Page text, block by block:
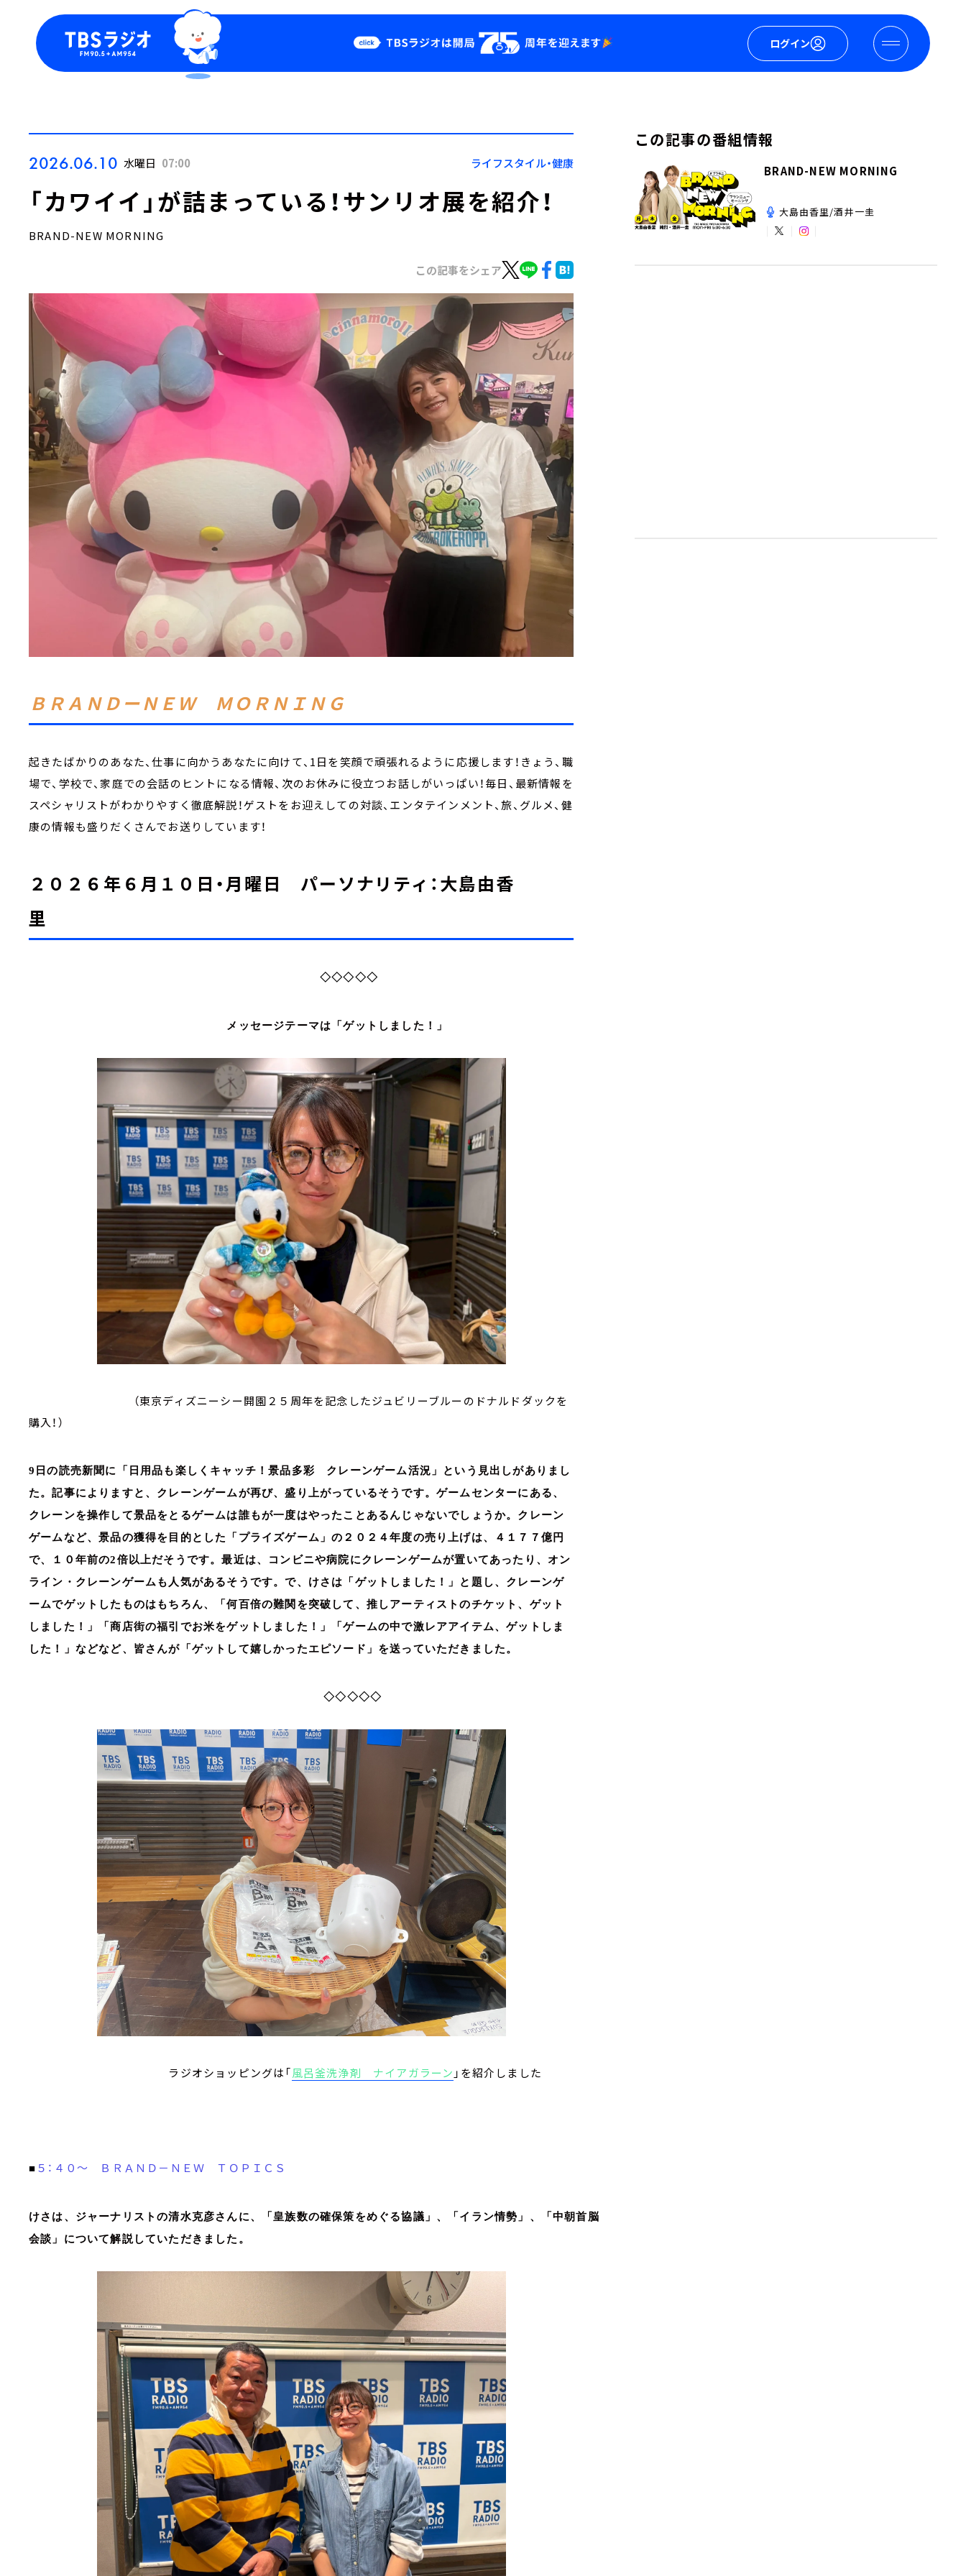
ログイン
Podcast
YouTube
会社情報
2026.06.10 水曜日 07:00 ライフスタイル・健康
「カワイイ」が詰まっている！サンリオ展を紹介！
BRAND-NEW MORNING
この記事をシェア
ＢＲＡＮＤーＮＥＷ ＭＯＲＮＩＮＧ
起きたばかりのあなた、仕事に向かうあなたに向けて、1日を笑顔で頑張れるように応援します！きょう、職
場で、学校で、家庭での会話のヒントになる情報、次のお休みに役立つお話しがいっぱい！毎日、最新情報を
スペシャリストがわかりやすく徹底解説！ゲストをお迎えしての対談、エンタテインメント、旅、グルメ、健
康の情報も盛りだくさんでお送りしています！
２０２６年６月１０日・月曜日 パーソナリティ：大島由香
里
◇◇◇◇◇
メッセージテーマは「ゲットしました！」
（東京ディズニーシー開園２５周年を記念したジュビリーブルーのドナルドダックを
購入！）
9日の読売新聞に「日用品も楽しくキャッチ！景品多彩 クレーンゲーム活況」という見出しがありまし
た。記事によりますと、クレーンゲームが再び、盛り上がっているそうです。ゲームセンターにある、
クレーンを操作して景品をとるゲームは誰もが一度はやったことあるんじゃないでしょうか。クレーン
ゲームなど、景品の獲得を目的とした「プライズゲーム」の２０２４年度の売り上げは、４１７７億円
で、１０年前の2倍以上だそうです。最近は、コンビニや病院にクレーンゲームが置いてあったり、オン
ライン・クレーンゲームも人気があるそうです。で、けさは「ゲットしました！」と題し、クレーンゲ
ームでゲットしたものはもちろん、「何百倍の難関を突破して、推しアーティストのチケット、ゲット
しました！」「商店街の福引でお米をゲットしました！」「ゲームの中で激レアアイテム、ゲットしま
した！」などなど、皆さんが「ゲットして嬉しかったエピソード」を送っていただきました。
◇◇◇◇◇
ラジオショッピングは「風呂釜洗浄剤 ナイアガラーン 」を紹介しました
■ ５：４０～ ＢＲＡＮＤ－ＮＥＷ ＴＯＰＩＣＳ
けさは、ジャーナリストの清水克彦さんに、「皇族数の確保策をめぐる協議」、「イラン情勢」、「中朝首脳
会談」について解説していただきました。
この記事の番組情報
BRAND-NEW MORNING
大島由香里/酒井一圭